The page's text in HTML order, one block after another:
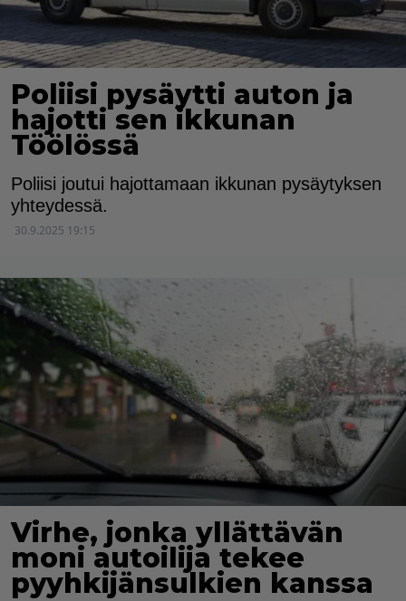
Poliisi pysäytti auton ja
hajotti sen ikkunan
Töölössä
Poliisi joutui hajottamaan ikkunan pysäytyksen
yhteydessä.
30.9.2025 19:15
Virhe, jonka yllättävän
moni autoilija tekee
pyyhkijänsulkien kanssa